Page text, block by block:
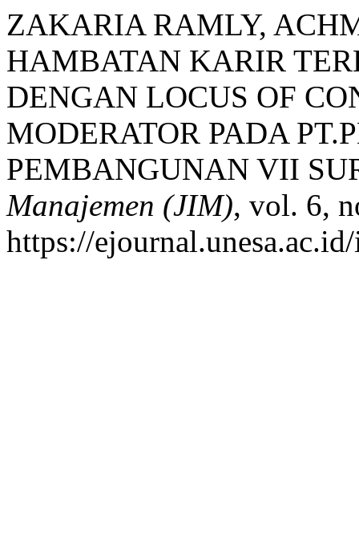
ZAKARIA RAMLY,
HAMBATAN KARIR
DENGAN LOCUS OF
MODERATOR PADA
PEMBANGUNAN VII
Manajemen (JIM), vol. 6,
https://